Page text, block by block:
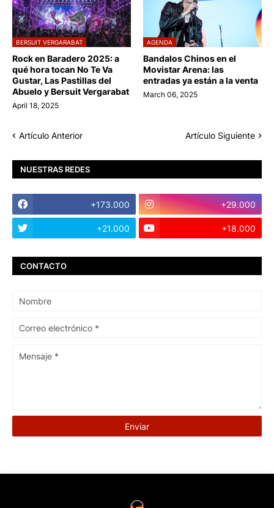
BERSUIT VERGARABAT
Rock en Baradero 2025: a
qué hora tocan No Te Va
Gustar, Las Pastillas del
Abuelo y Bersuit Vergarabat
April 18, 2025
AGENDA
Bandalos Chinos en el
Movistar Arena: las
entradas ya están a la venta
March 06, 2025
Artículo Anterior Artículo Siguiente
NUESTRAS REDES
+173.000 +29.000
+21.000 +18.000
CONTACTO